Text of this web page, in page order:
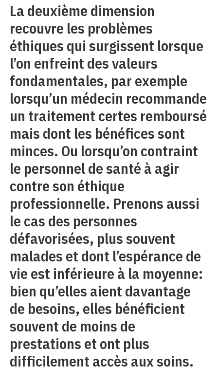
La deuxième dimension
recouvre les problèmes
éthiques qui surgissent lorsque
l’on enfreint des valeurs
fondamentales, par exemple
lorsqu’un médecin recommande
un traitement certes remboursé
mais dont les bénéfices sont
minces. Ou lorsqu’on contraint
le personnel de santé à agir
contre son éthique
professionnelle. Prenons aussi
le cas des personnes
défavorisées, plus souvent
malades et dont l’espérance de
vie est inférieure à la moyenne:
bien qu’elles aient davantage
de besoins, elles bénéficient
souvent de moins de
prestations et ont plus
difficilement accès aux soins.